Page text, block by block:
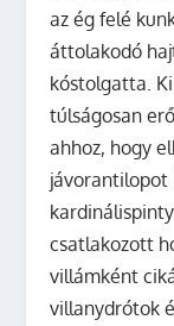
az ég felé
áttolakodó
kóstolgatta.
túlságosan
ahhoz, hogy
jávorantilopot
csatlakozott
villámként
villanydrótok